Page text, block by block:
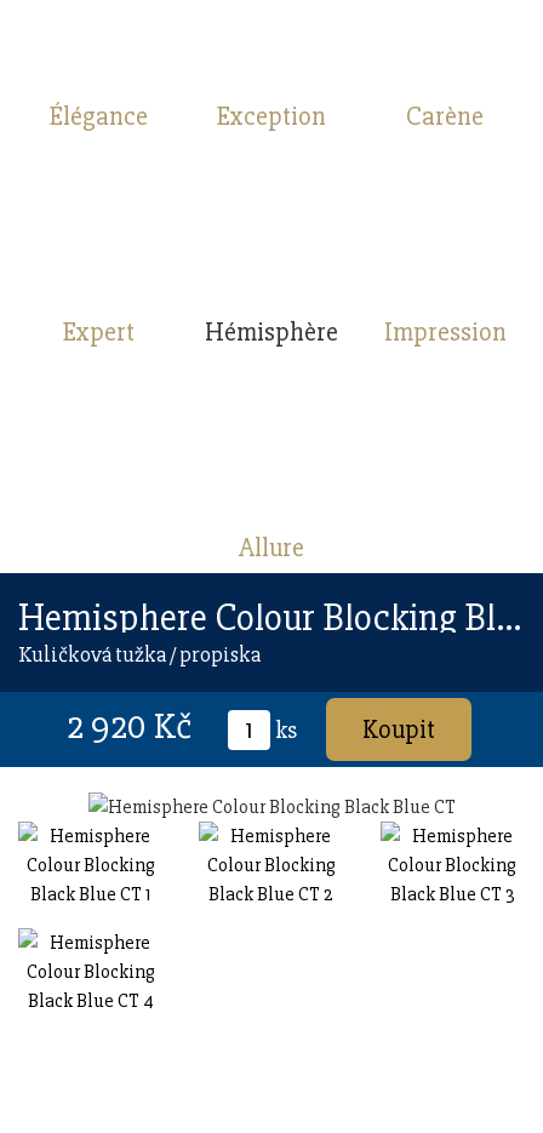
Élégance Exception Carène
Expert Hémisphère Impression
Allure
Hemisphere Colour Blocking Black Blue CT
Kuličková tužka / propiska
2 920 Kč ks